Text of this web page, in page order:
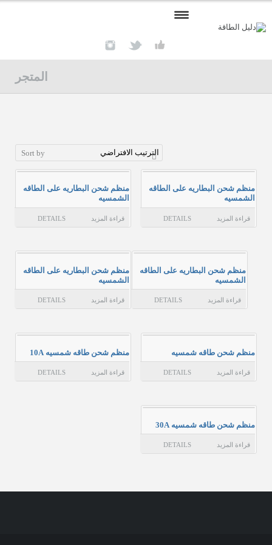
الاخبار
أنارة
محطات تولد طاقة
سلّة
المتجر
Sort by
منظم شحن البطاريه على الطاقه
الشمسيه
قراءة المزيد DETAILS
منظم شحن البطاريه على الطاقه
الشمسيه
قراءة المزيد DETAILS
منظم شحن البطاريه على الطاقه
الشمسيه
قراءة المزيد DETAILS
منظم شحن البطاريه على الطاقه
الشمسيه
قراءة المزيد DETAILS
منظم شحن طاقه شمسيه
قراءة المزيد DETAILS
منظم شحن طاقه شمسيه 10A
قراءة المزيد DETAILS
منظم شحن طاقه شمسيه 30A
قراءة المزيد DETAILS